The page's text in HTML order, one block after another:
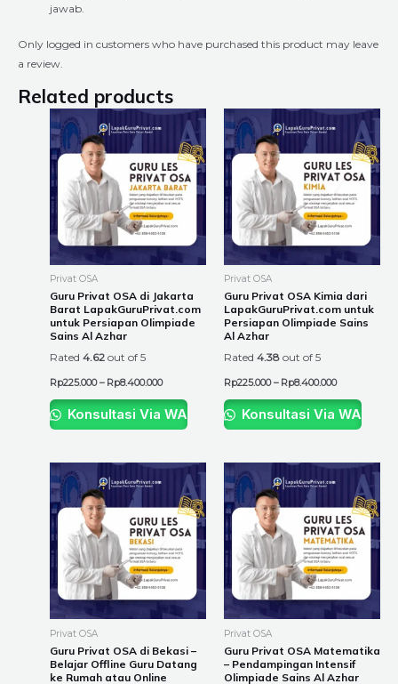
jawab.
Only logged in customers who have purchased this product may leave
a review.
Related products
Privat OSA
Guru Privat OSA di Jakarta
Barat LapakGuruPrivat.com
untuk Persiapan Olimpiade
Sains Al Azhar
Rated 4.62 out of 5
Rp225.000 – Rp8.400.000
Price
range:
Rp225.000
through
Rp8.400.000
This
product
has
multiple
variants.
The
options
may
chosen
on
the
Konsultasi Via WA
Privat OSA
Guru Privat OSA Kimia dari
LapakGuruPrivat.com untuk
Persiapan Olimpiade Sains
Al Azhar
Rated 4.38 out of 5
Rp225.000 – Rp8.400.000
Price
range:
Rp225.000
through
Rp8.400.000
This
product
has
multiple
variants.
The
options
chosen
on
Konsultasi Via WA
Privat OSA
Guru Privat OSA di Bekasi –
Belajar Offline Guru Datang
ke Rumah atau Online
Price
range:
Rp225.000
through
Rp8.400.000
This
product
has
multiple
variants.
The
options
chosen
on
Privat OSA
Guru Privat OSA Matematika
– Pendampingan Intensif
Olimpiade Sains Al Azhar
Price
range:
Rp225.000
through
Rp8.400.000
This
product
has
multiple
variants.
The
options
may
chosen
on